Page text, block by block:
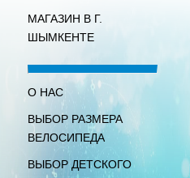
МАГАЗИН В Г.
ШЫМКЕНТЕ
О НАС
ВЫБОР РАЗМЕРА
ВЕЛОСИПЕДА
ВЫБОР ДЕТСКОГО